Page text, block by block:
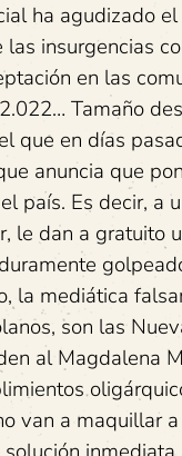
ha agudizado
insurgencias
en las
Tamaño
que en días
anuncia que
país. Es decir, a
le dan a gratuito
la mediática
son las
al Magdalena
van a maquillar